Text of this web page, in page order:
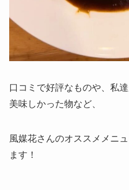
口コミで好評なものや、私
美味しかった物など、
風媒花さんのオススメメニ
ます！